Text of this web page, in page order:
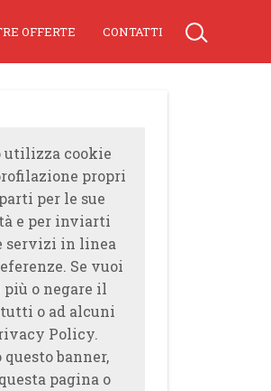
OFFERTE CONTATTI
utilizza cookie
propri
per le sue
e per inviarti
servizi in linea
Se vuoi
più o negare il
tutti o ad alcuni
Policy.
questo banner,
pagina o